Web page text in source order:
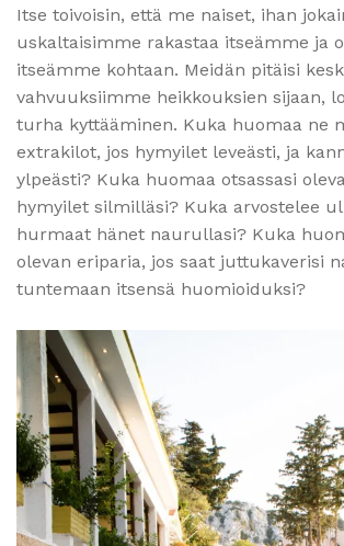
Itse toivoisin, että me naiset, ihan
uskaltaisimme rakastaa itseämme ja
itseämme kohtaan. Meidän pitäisi
vahvuuksiimme heikkouksien sijaan,
turha kyttääminen. Kuka huomaa ne
extrakilot, jos hymyilet leveästi, ja
ylpeästi? Kuka huomaa otsassasi
hymyilet silmilläsi? Kuka arvostelee
hurmaat hänet naurullasi? Kuka
olevan eriparia, jos saat juttukaverisi
tuntemaan itsensä huomioiduksi?